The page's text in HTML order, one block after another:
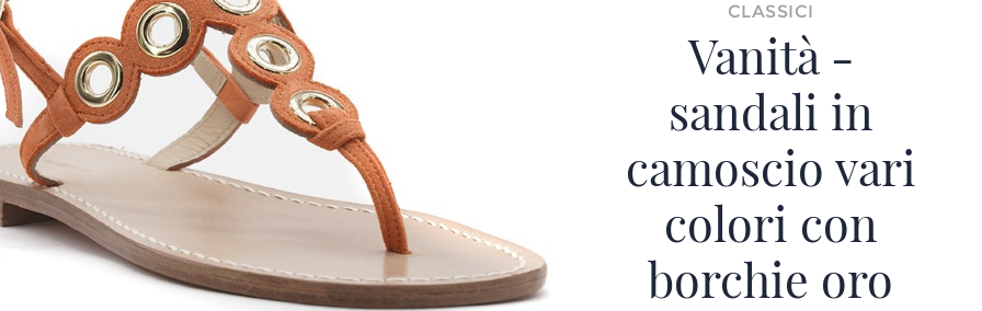
CLASSICI
Vanità -
sandali in
camoscio vari
colori con
borchie oro